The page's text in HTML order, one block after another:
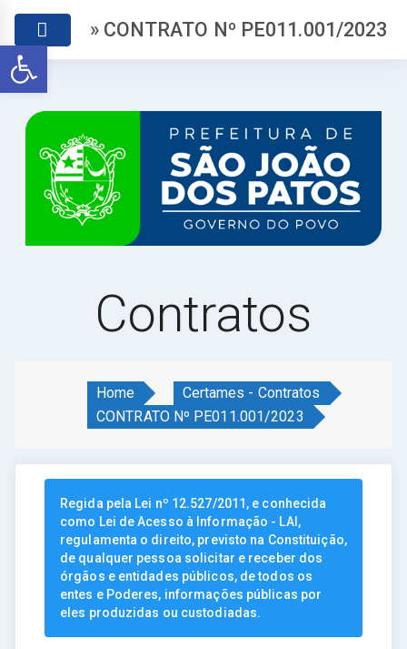
Abrir a barra de ferramentas
» CONTRATO Nº PE011.001/2023
Contratos
Home
Certames - Contratos
CONTRATO Nº PE011.001/2023
Regida pela Lei nº 12.527/2011, e conhecida
como Lei de Acesso à Informação - LAI,
regulamenta o direito, previsto na Constituição,
de qualquer pessoa solicitar e receber dos
órgãos e entidades públicos, de todos os
entes e Poderes, informações públicas por
eles produzidas ou custodiadas.